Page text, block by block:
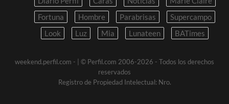
Fortuna
Hombre Parabrisas
Supercampo
Look
Luz Mia Lunateen BATimes
weekend.perfil.com -
| © Perfil.com 2006-2026 - Todos los derechos
reservados
Registro de Propiedad Intelectual: Nro.